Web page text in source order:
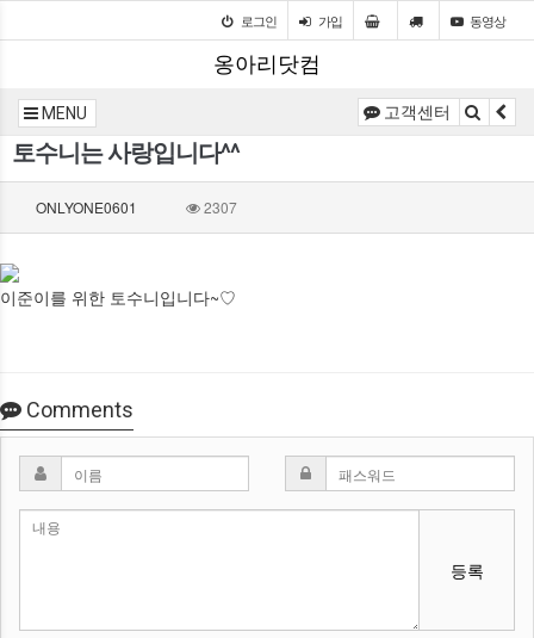
로그인 가입 동영상
옹아리닷컴
MENU 고객센터
토수니는 사랑입니다^^
ONLYONE0601 2307
이준이를 위한 토수니입니다~♡
Comments
등록